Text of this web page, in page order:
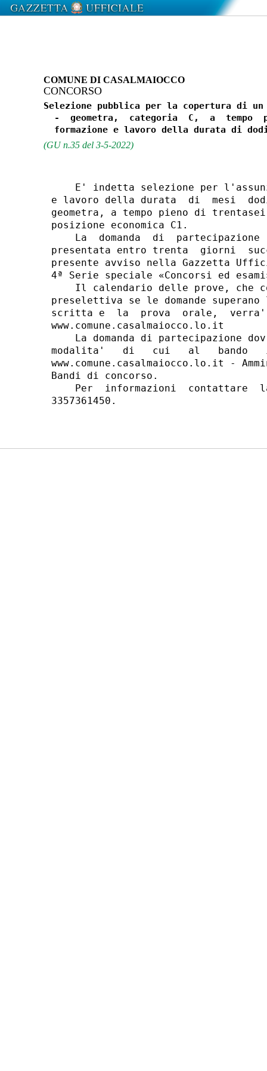
COMUNE DI CASALMAIOCCO
CONCORSO
Selezione pubblica per la copertura di
-  geometra,  categoria  C,  a  tempo
(GU n.35 del 3-5-2022)
E' indetta selezione per
e lavoro della durata  di  mesi
geometra, a tempo pieno di
posizione economica C1.
La  domanda  di  partecipazione
presentata entro trenta  giorni
presente avviso nella Gazzetta
4ª Serie speciale «Concorsi ed
Il calendario delle prove, che
preselettiva se le domande
scritta e  la  prova  orale,
www.comune.casalmaiocco.lo.it
La domanda di partecipazione
modalita'   di   cui   al   bando
www.comune.casalmaiocco.lo.it -
Bandi di concorso.
Per  informazioni  contattare
3357361450.